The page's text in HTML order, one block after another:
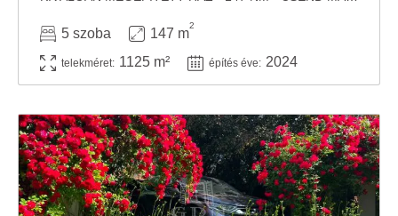
5 szoba 147 m
2
telekméret: 1125 m² építés éve: 2024